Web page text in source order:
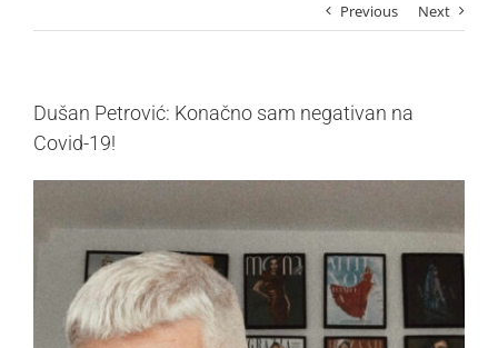
Previous Next
Dušan Petrović: Konačno sam negativan na
Covid-19!